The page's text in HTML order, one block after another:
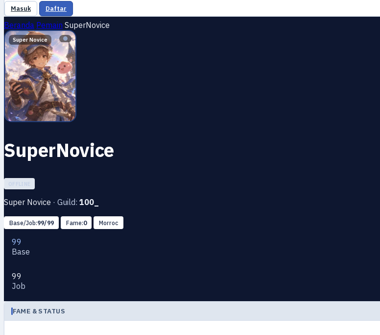
Masuk Daftar
Beranda Pemain SuperNovice
Super Novice
SuperNovice
OFFLINE
Super Novice · Guild: 100_
Base/Job:99/99 Fame:0 Morroc
99
Base
99
Job
FAME & STATUS